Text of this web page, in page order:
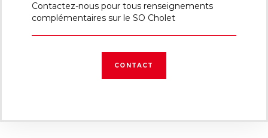
Contactez-nous pour tous renseignements
complémentaires sur le SO Cholet
CONTACT